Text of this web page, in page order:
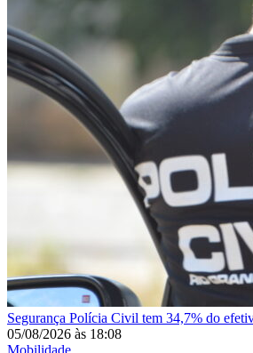
Segurança Polícia Civil tem 34,7% do
05/08/2026 às 18:08
Mobilidade